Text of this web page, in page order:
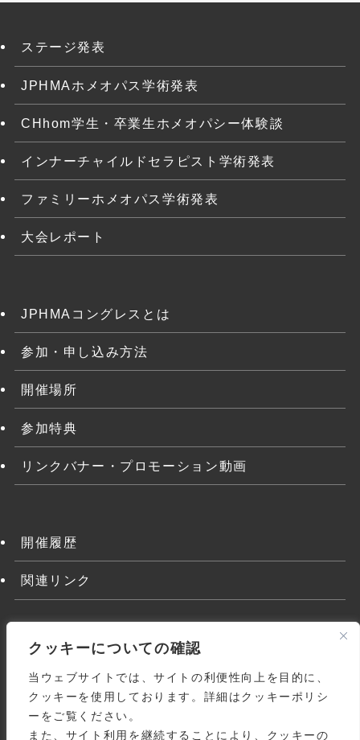
クッキーについての確認
当ウェブサイトでは、サイトの利便性向上を目的に、
クッキーを使用しております。詳細はクッキーポリシ
ーをご覧ください。
また、サイト利用を継続することにより、クッキーの
ステージ発表
JPHMAホメオパス学術発表
CHhom学生・卒業生ホメオパシー体験談
インナーチャイルドセラピスト学術発表
ファミリーホメオパス学術発表
大会レポート
JPHMAコングレスとは
参加・申し込み方法
開催場所
参加特典
リンクバナー・プロモーション動画
開催履歴
関連リンク